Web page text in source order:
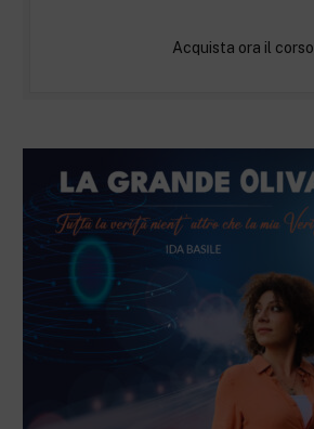
Acquista ora il corso